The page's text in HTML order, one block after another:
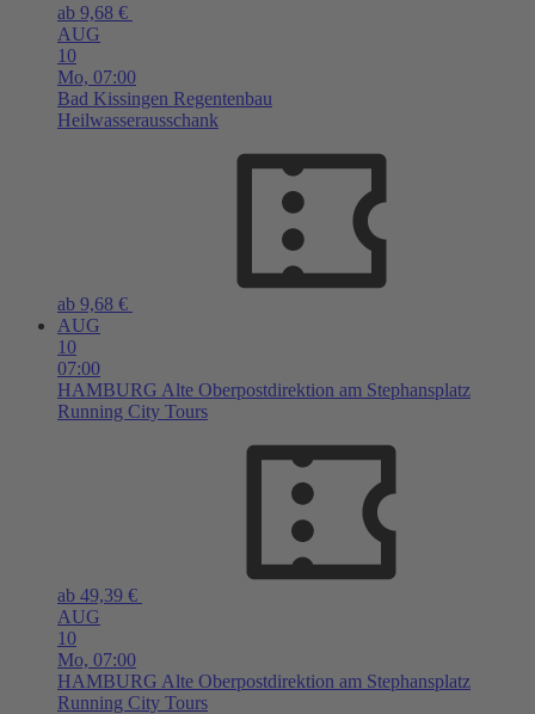
ab 9,68 €
AUG
10
Mo, 07:00
Bad Kissingen Regentenbau
Heilwasserausschank
ab 9,68 €
AUG
10
07:00
HAMBURG Alte Oberpostdirektion am Stephansplatz
Running City Tours
ab 49,39 €
AUG
10
Mo, 07:00
HAMBURG Alte Oberpostdirektion am Stephansplatz
Running City Tours